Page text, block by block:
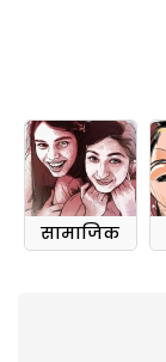
सामाजिक